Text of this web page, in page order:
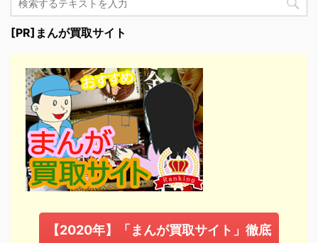
[PR]まんが買取サイト
【2020年】「まんが買取サイト」徹底